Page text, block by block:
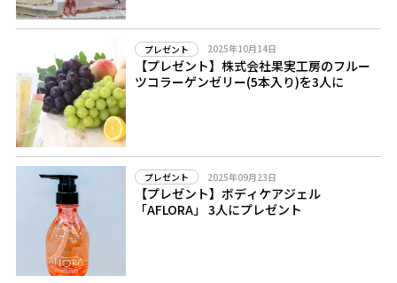
プレゼント 2025年10月14日
【プレゼント】株式会社果実工房のフルー
ツコラーゲンゼリー(5本入り)を3人に
プレゼント 2025年09月23日
【プレゼント】ボディケアジェル
「AFLORA」 3人にプレゼント